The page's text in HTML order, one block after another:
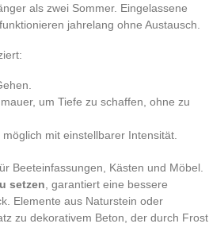
als zwei Sommer. Eingelassene
jahrelang ohne Austausch.
um Tiefe zu schaffen, ohne zu
mit einstellbarer Intensität.
Beeteinfassungen, Kästen und Möbel.
setzen , garantiert eine bessere
Elemente aus Naturstein oder
zu dekorativem Beton, der durch Frost